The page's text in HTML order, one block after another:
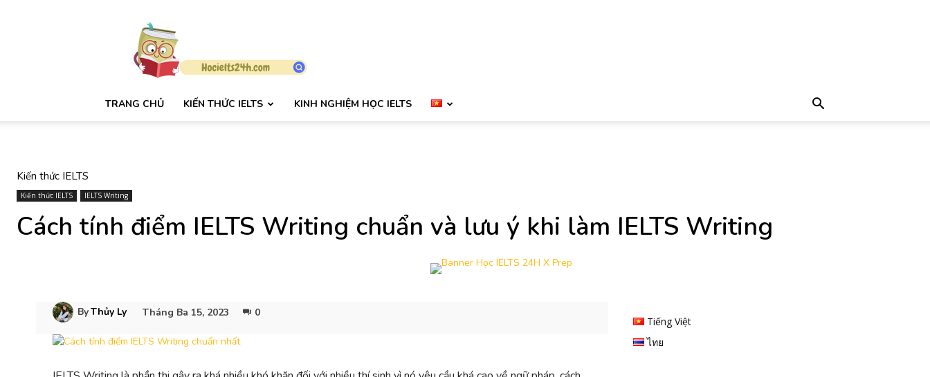
TRANG CHỦ KIẾN THỨC IELTS KINH NGHIỆM HỌC IELTS
Kiến thức IELTS
Kiến thức IELTS IELTS Writing
Cách tính điểm IELTS Writing chuẩn và lưu ý khi làm IELTS Writing
ByThủy Ly Tháng Ba 15, 2023 0
Tiếng Việt
ไทย